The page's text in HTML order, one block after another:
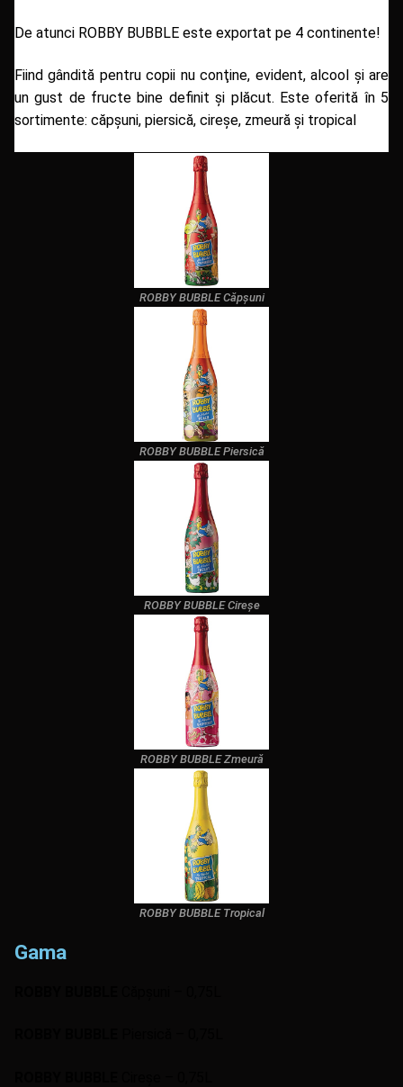
De atunci ROBBY BUBBLE este exportat pe 4 continente!
Fiind gândită pentru copii nu conţine, evident, alcool şi are
un gust de fructe bine definit şi plăcut. Este oferită în 5
sortimente: căpşuni, piersică, cireşe, zmeură şi tropical
ROBBY BUBBLE Căpșuni
ROBBY BUBBLE Piersică
ROBBY BUBBLE Cireșe
ROBBY BUBBLE Zmeură
ROBBY BUBBLE Tropical
Gama